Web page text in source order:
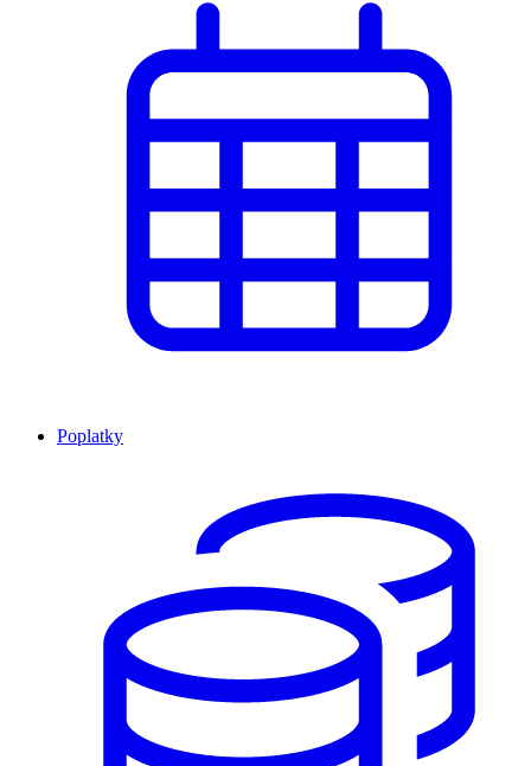
Poplatky